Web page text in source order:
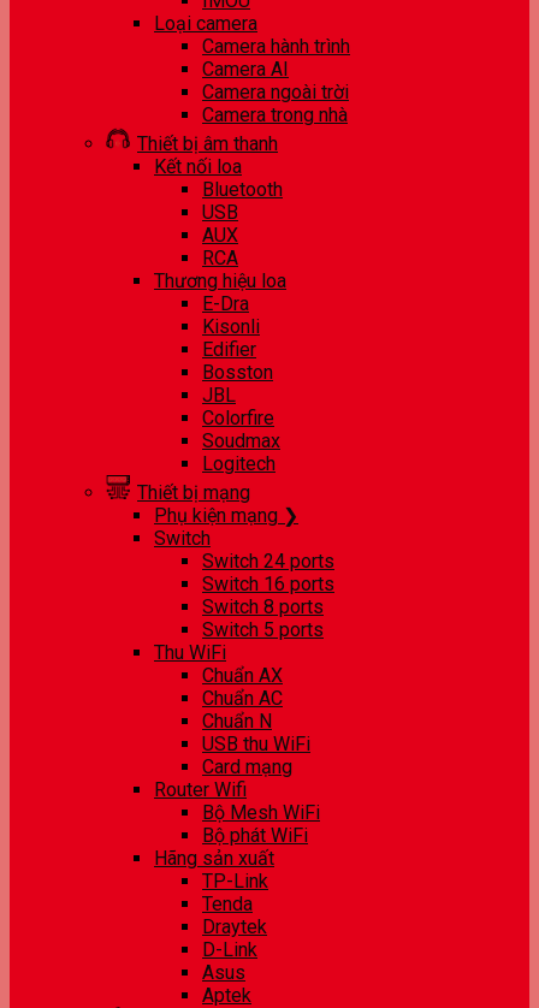
Loại camera
Camera hành trình
Camera AI
Camera ngoài trời
Camera trong nhà
Thiết bị âm thanh
Kết nối loa
Bluetooth
USB
AUX
RCA
Thương hiệu loa
E-Dra
Kisonli
Edifier
Bosston
JBL
Colorfire
Soudmax
Logitech
Thiết bị mạng
Phụ kiện mạng ❯
Switch
Switch 24 ports
Switch 16 ports
Switch 8 ports
Switch 5 ports
Thu WiFi
Chuẩn AX
Chuẩn AC
Chuẩn N
USB thu WiFi
Card mạng
Router Wifi
Bộ Mesh WiFi
Bộ phát WiFi
Hãng sản xuất
TP-Link
Tenda
Draytek
D-Link
Asus
Aptek